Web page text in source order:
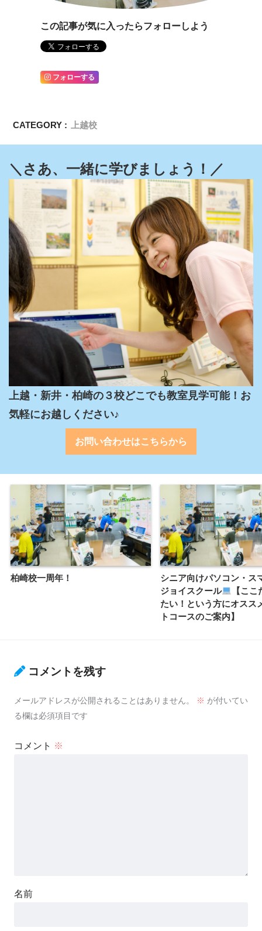
この記事が気に入ったらフォローしよう
フォローする
CATEGORY : 上越校
＼さあ、一緒に学びましょう！／
上越・新井・柏崎の３校どこでも教室見学可能！お
気軽にお越しください♪
お問い合わせはこちらから
柏崎校一周年！
シニア向けパソコン・
ジョイスクール
【こ
たい！という方にオスス
トコースのご案内】
コメントを残す
メールアドレスが公開されることはありません。 ※ が付いてい
る欄は必須項目です
コメント ※
名前